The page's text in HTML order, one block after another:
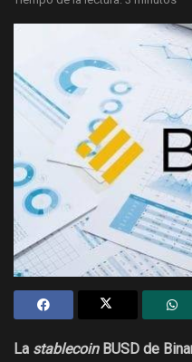
La stablecoinBUSD de